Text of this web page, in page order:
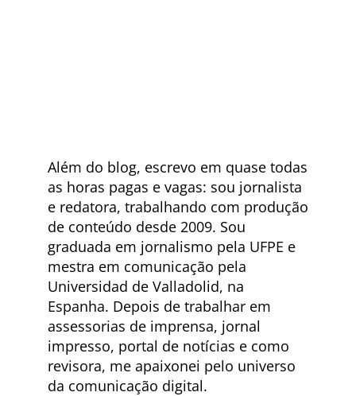
Além do blog, escrevo em quase todas
as horas pagas e vagas: sou jornalista
e redatora, trabalhando com produção
de conteúdo desde 2009. Sou
graduada em jornalismo pela UFPE e
mestra em comunicação pela
Universidad de Valladolid, na
Espanha. Depois de trabalhar em
assessorias de imprensa, jornal
impresso, portal de notícias e como
revisora, me apaixonei pelo universo
da comunicação digital.